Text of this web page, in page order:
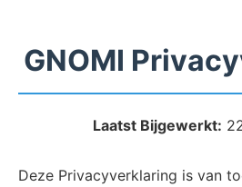
GNOMI
Laatst Bijgewerkt:
Deze Privacyverklaring is van